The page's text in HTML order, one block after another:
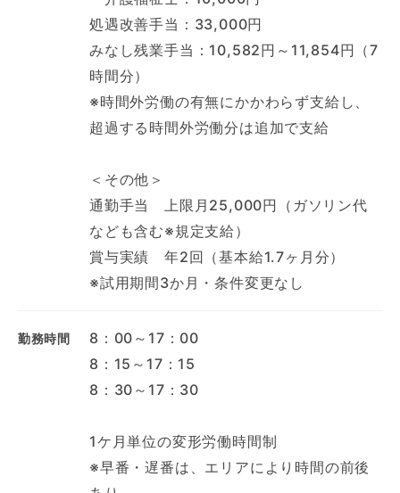
処遇改善手当：33,000円
みなし残業手当：10,582円～11,854円（7
時間分）
※時間外労働の有無にかかわらず支給し、
超過する時間外労働分は追加で支給
＜その他＞
通勤手当 上限月25,000円（ガソリン代
なども含む※規定支給）
賞与実績 年2回（基本給1.7ヶ月分）
※試用期間3か月・条件変更なし
勤務時間
8：00～17：00
8：15～17：15
8：30～17：30
1ケ月単位の変形労働時間制
※早番・遅番は、エリアにより時間の前後